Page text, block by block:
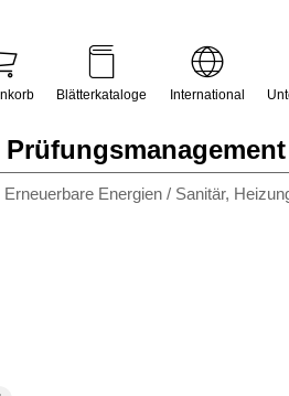
Erneuerbare Energien / Sanitär,
Prüfungsmanagement
Blätterkataloge International